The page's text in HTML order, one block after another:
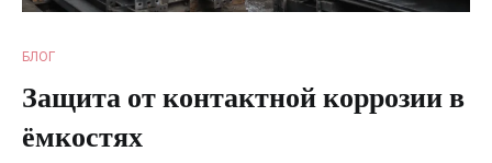
БЛОГ
Защита от контактной коррозии в
ёмкостях